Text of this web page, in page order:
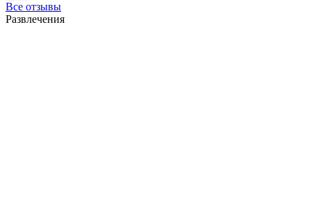
Все отзывы
Развлечения